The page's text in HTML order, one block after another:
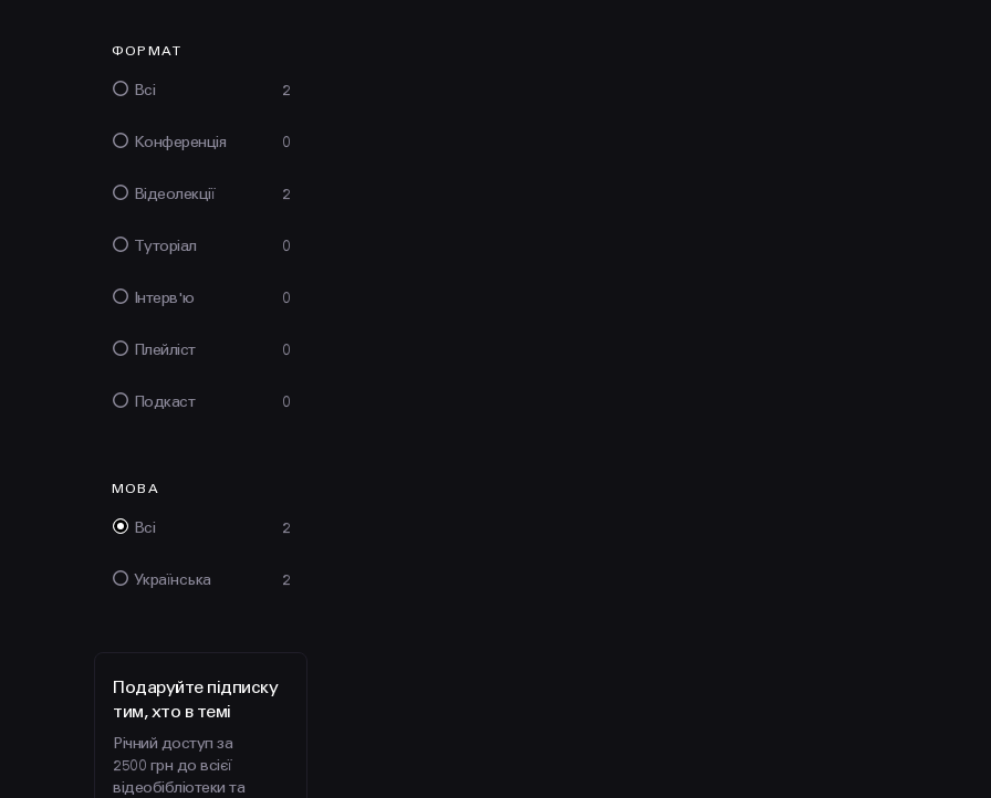
ФОРМАТ
Всі 2
Конференція 0
Відеолекції 2
Туторіал 0
Інтерв'ю 0
Плейліст 0
Подкаст 0
МОВА
Всі 2
Українська 2
Подаруйте підписку
тим, хто в темі
Річний доступ за
2500 грн до всієї
відеобібліотеки та